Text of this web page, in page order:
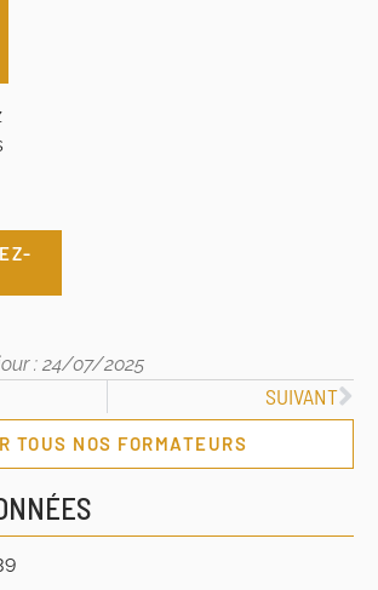
: 24/07/2025
SUIVANT
TOUS NOS FORMATEURS